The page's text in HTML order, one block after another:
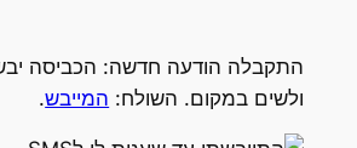
התקבלה הודעה חדשה: הכביסה
ולשים במקום. השולח: המייבש.